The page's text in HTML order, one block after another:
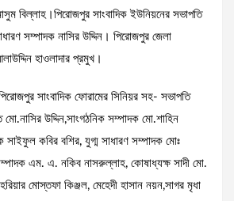
বিল্লাহ।পিরোজপুর সাংবাদিক ইউনিয়নের সভাপতি
সম্পাদক নাসির উদ্দিন। পিরোজপুর জেলা
হাওলাদার প্রমুখ।
সাংবাদিক ফোরামের সিনিয়র সহ- সভাপতি
উদ্দিন,সাংগঠনিক সম্পাদক মো.শাহিন
সাইফুল কবির বশির, যুগ্ম সাধারণ সম্পাদক মোঃ
এম. এ. নকিব নাসরুল্লাহ, কোষাধ্যক্ষ সাদী মো.
মোস্তফা কিঞ্জল, মেহেদী হাসান নয়ন,সাগর মৃধা